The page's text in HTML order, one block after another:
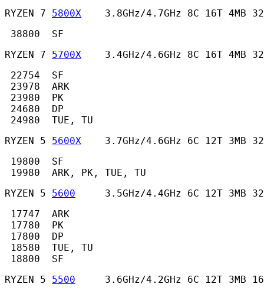
RYZEN 7 5800X
3.8GHz/4.7GHz 8C 16T 4MB
38800  SF
RYZEN 7 5700X
3.4GHz/4.6GHz 8C 16T 4MB
22754  SF
23978  ARK
23980  PK
24680  DP
24980  TUE, TU
RYZEN 5 5600X
3.7GHz/4.6GHz 6C 12T 3MB
19800  SF
19980  ARK, PK, TUE, TU
RYZEN 5 5600
3.5GHz/4.4GHz 6C 12T 3MB
17747  ARK
17780  PK
17800  DP
18580  TUE, TU
18800  SF
RYZEN 5 5500
3.6GHz/4.2GHz 6C 12T 3MB